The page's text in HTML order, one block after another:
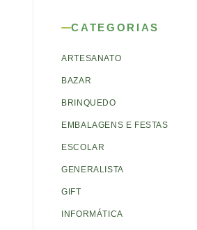
CATEGORIAS
ARTESANATO
BAZAR
BRINQUEDO
EMBALAGENS E FESTAS
ESCOLAR
GENERALISTA
GIFT
INFORMÁTICA